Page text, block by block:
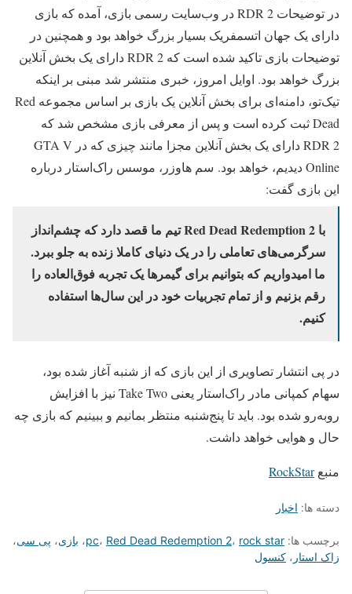
در توضیحات RDR 2 در وب‌سایت رسمی بازی، آمده که بازی
دارای یک جهان اتسمفریک بسیار بزرگ خواهد بود و همچنین در
توضیحات بازی تاکید شده است که RDR 2 دارای یک بخش آنلاین
بزرگ خواهد بود. اوایل امروز، خبری منتشر شد مبنی بر اینکه
تیک‌تو، دامنه‌ای برای بخش آنلاین یک بازی بر اساس مجموعه Red
Dead ثبت کرده است و پس از معرفی بازی مشخص شد که
RDR 2 دارای یک بخش آنلاین مجزا مانند چیزی که در GTA V
Online دیدیم، خواهد بود. سم هاوزر، موسس راک‌استار درباره
این بازی گفت:
با Red Dead Redemption 2 تیم ما قصد دارد که چشم‌انداز
سرگرمی‌های تعاملی را در یک دنیای کاملا زنده به جلو ببرد.
ما امیدواریم که بتوانیم برای گیمرها یک تجربه فوق‌العاده را
رقم بزنیم و از تمام تجربیات خود در این سال‌ها استفاده
کنیم.
در پی انتشار تصاویری از این بازی که از شنبه آغاز شده بود،
سهام کمپانی مادر راک‌استار یعنی Take Two نیز با افزایش
روبه‌رو شده بود. باید تا پنج‌شنبه منتظر بمانیم و ببینیم که بازی چه
حال و هوایی خواهد داشت.
منبع RockStar
دسته ها: اخبار
برچسب ها: pc، Red Dead Redemption 2، rock star ، بازی، پی سی،
زاک استار ، کنسول